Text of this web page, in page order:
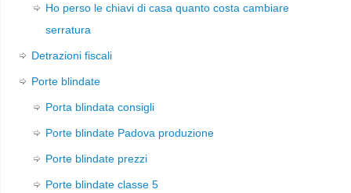
Ho perso le chiavi di casa quanto costa cambiare
serratura
Detrazioni fiscali
Porte blindate
Porta blindata consigli
Porte blindate Padova produzione
Porte blindate prezzi
Porte blindate classe 5